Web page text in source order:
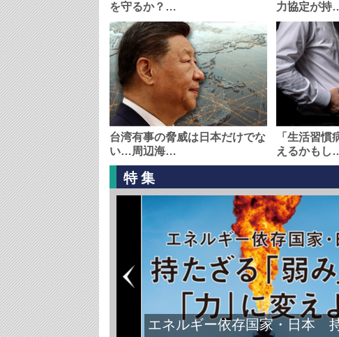
を守るか？…
力協定が持
台湾有事の脅威は日本だけでな
い…周辺海…
「生活習慣
えるかもし
特集
エネルギー依存国家・日本